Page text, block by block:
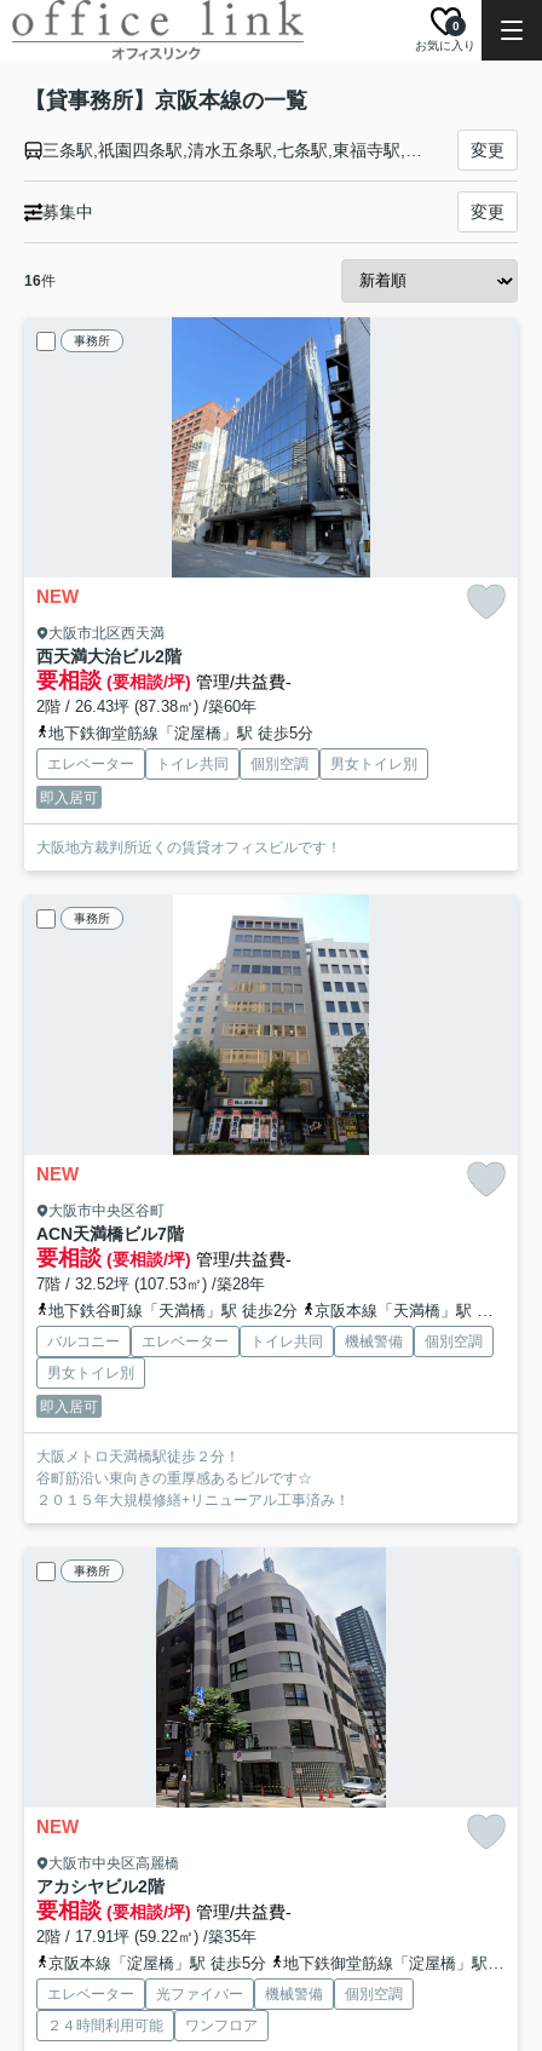
お気に入り
0
【貸事務所】京阪本線の一覧
変更
募集中 変更
16件
事務所
NEW
大阪市北区西天満
西天満大治ビル2階
要相談 (要相談/坪) 管理/共益費-
2階 / 26.43坪 (87.38㎡) /築60年
地下鉄御堂筋線「淀屋橋」駅 徒歩5分
エレベーター トイレ共同 個別空調
男女トイレ別
即入居可
大阪地方裁判所近くの賃貸オフィスビルです！
事務所
NEW
大阪市中央区谷町
ACN天満橋ビル7階
要相談 (要相談/坪) 管理/共益費-
7階 / 32.52坪 (107.53㎡) /築28年
地下鉄谷町線「天満橋」駅 徒歩2分
京阪本線「天満橋」駅 徒歩4分
バルコニー エレベーター トイレ共同 機械警備
個別空調
男女トイレ別
即入居可
大阪メトロ天満橋駅徒歩２分！
谷町筋沿い東向きの重厚感あるビルです☆
２０１５年大規模修繕+リニューアル工事済み！
事務所
NEW
大阪市中央区高麗橋
アカシヤビル2階
要相談 (要相談/坪) 管理/共益費-
2階 / 17.91坪 (59.22㎡) /築35年
京阪本線「淀屋橋」駅 徒歩5分
地下鉄御堂筋線「淀屋橋」駅 徒歩5分
エレベーター 光ファイバー 機械警備
個別空調
２４時間利用可能
ワンフロア